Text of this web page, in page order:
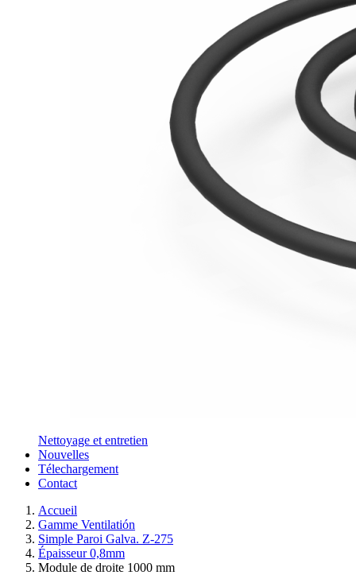
Nettoyage et entretien
Nouvelles
Télechargement
Contact
Accueil
Gamme Ventilatión
Simple Paroi Galva. Z-275
Épaisseur 0,8mm
Module de droite 1000 mm